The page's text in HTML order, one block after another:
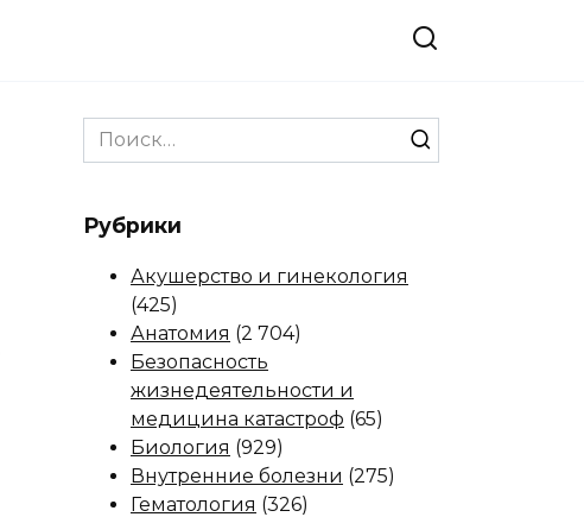
Search
for:
Рубрики
Акушерство и гинекология
(425)
Анатомия (2 704)
Безопасность
жизнедеятельности и
медицина катастроф (65)
Биология (929)
Внутренние болезни (275)
Гематология (326)